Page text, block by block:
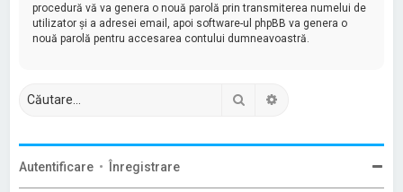
procedură vă va genera o nouă parolă prin transmiterea numelui de
utilizator şi a adresei email, apoi software-ul phpBB va genera o
nouă parolă pentru accesarea contului dumneavoastră.
Căutare
Autentificare • Înregistrare